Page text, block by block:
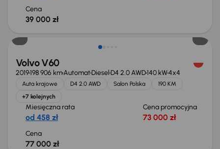
Cena
39 000 zł
Volvo V60
2019198 906 kmAutomatDiesel D4 2.0 AWD140 kW4x4
Auta krajowe D4 2.0 AWD Salon Polska
190 KM
+7 kolejnych
Miesięczna rata
od 458 zł
Cena promocyjna
73 000 zł
Cena
77 000 zł